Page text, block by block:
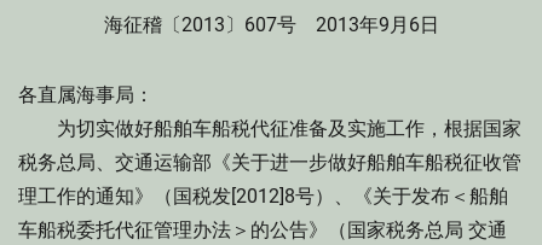
海征稽〔2013〕607号 2013年9月6日
各直属海事局：
为切实做好船舶车船税代征准备及实施工作，根据国家
税务总局、交通运输部《关于进一步做好船舶车船税征收管
理工作的通知》（国税发[2012]8号）、《关于发布＜船舶
车船税委托代征管理办法＞的公告》（国家税务总局 交通